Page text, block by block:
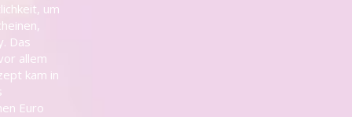
um
Das
allem
kam in
Euro